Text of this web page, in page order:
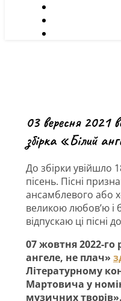
03 вересня 2021
збірка «Білий
До збірки увійшло
пісень. Пісні
ансамблевого або
великою любов’ю і
відпускаю ці пісні
07 жовтня 2022-го
ангеле, не плач»
Літературному
Мартовича у
музичних творів».